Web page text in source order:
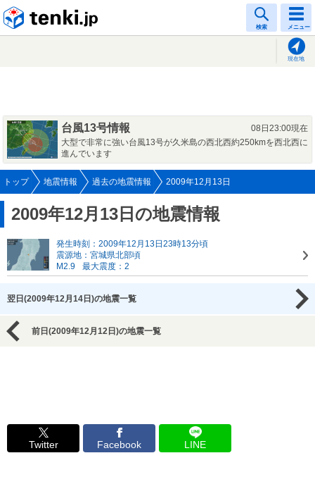
検索 メニュー
現在地
台風13号情報
08日23:00現在
大型で非常に強い台風13号が久米島の西北西約250kmを西北西に
進んでいます
トップ 地震情報 過去の地震情報 2009年12月13日
2009年12月13日の地震情報
発生時刻：2009年12月13日23時13分頃
震源地：宮城県北部頃
M2.9
最大震度：2
翌日(2009年12月14日)の地震一覧
前日(2009年12月12日)の地震一覧
Twitter Facebook LINE